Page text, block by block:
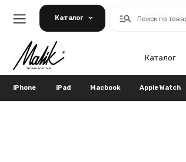
Каталог
Поиск по товарам